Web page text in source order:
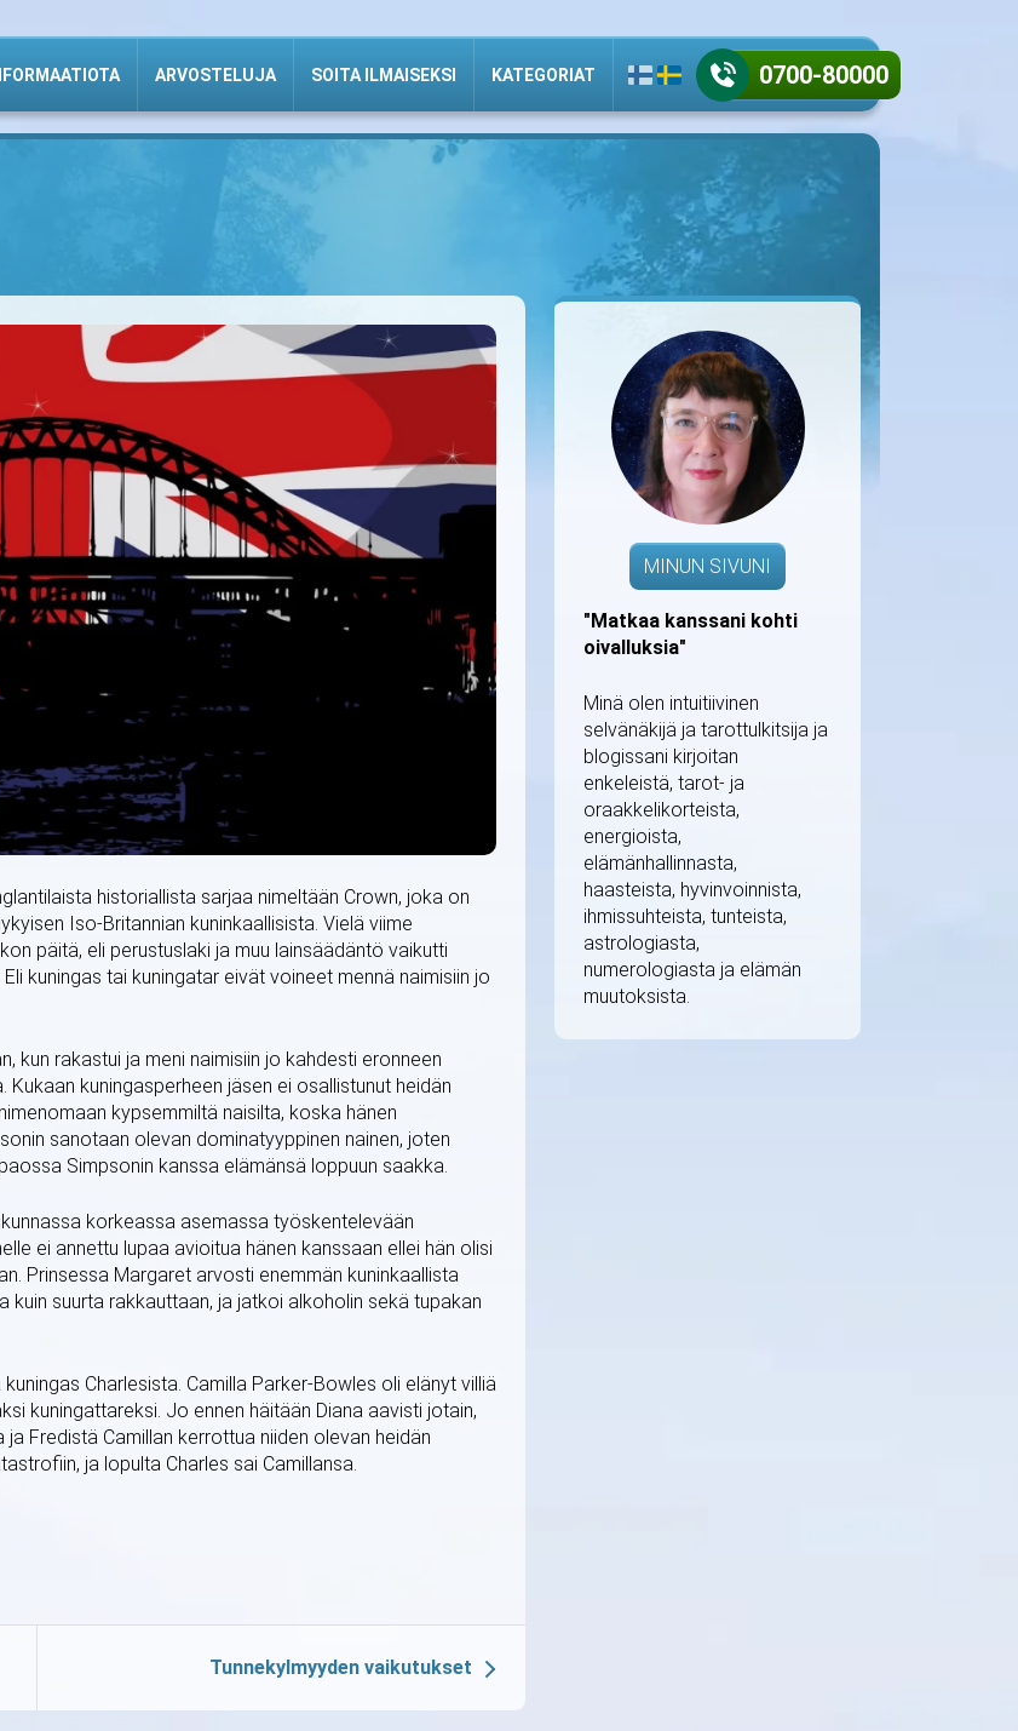
ARVOSTELUJA SOITA ILMAISEKSI KATEGORIAT 0700-80000
historiallista sarjaa nimeltään Crown, joka on
Iso-Britannian kuninkaallisista. Vielä viime
päitä, eli perustuslaki ja muu lainsäädäntö vaikutti
kuningas tai kuningatar eivät voineet mennä naimisiin jo
kun rakastui ja meni naimisiin jo kahdesti eronneen
kuningasperheen jäsen ei osallistunut heidän
kypsemmiltä naisilta, koska hänen
sanotaan olevan dominatyyppinen nainen, joten
Simpsonin kanssa elämänsä loppuun saakka.
korkeassa asemassa työskentelevään
ei annettu lupaa avioitua hänen kanssaan ellei hän olisi
Prinsessa Margaret arvosti enemmän kuninkaallista
kuin suurta rakkauttaan, ja jatkoi alkoholin sekä tupakan
Charlesista. Camilla Parker-Bowles oli elänyt villiä
kuningattareksi. Jo ennen häitään Diana aavisti jotain,
Fredistä Camillan kerrottua niiden olevan heidän
ja lopulta Charles sai Camillansa.
Tunnekylmyyden vaikutukset
MINUN SIVUNI
"Matkaa kanssani kohti
oivalluksia"
Minä olen intuitiivinen
selvänäkijä ja tarottulkitsija ja
blogissani kirjoitan
enkeleistä, tarot- ja
oraakkelikorteista,
energioista,
elämänhallinnasta,
haasteista, hyvinvoinnista,
ihmissuhteista, tunteista,
astrologiasta,
numerologiasta ja elämän
muutoksista.